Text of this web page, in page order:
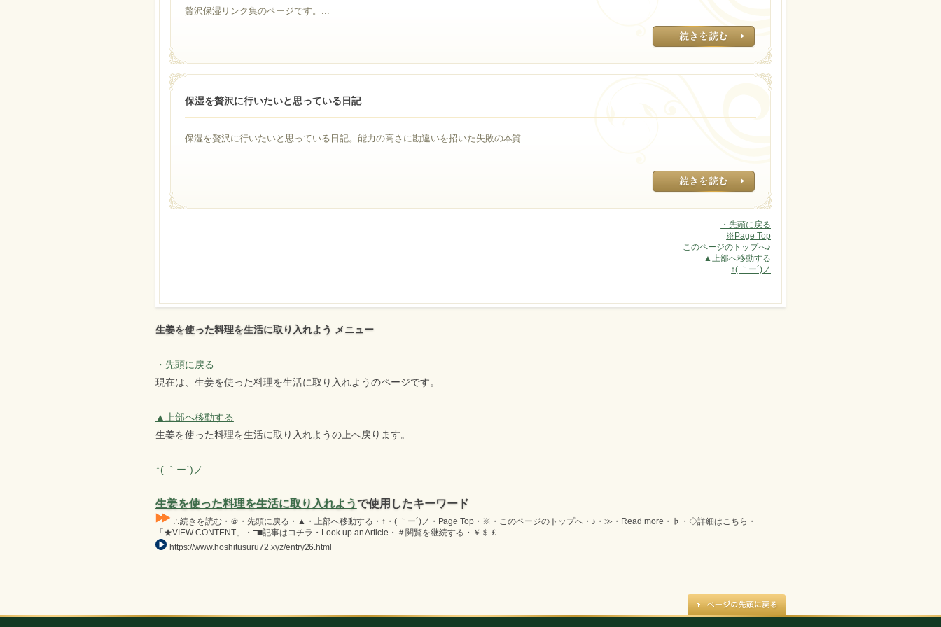
贅沢保湿リンク集のページです。...
保湿を贅沢に行いたいと思っている日記
保湿を贅沢に行いたいと思っている日記。能力の高さに勘違いを招いた失敗の本質...
・先頭に戻る
※Page Top
このページのトップへ♪
▲上部へ移動する
↑( ｀ー´)ノ
生姜を使った料理を生活に取り入れよう メニュー
・先頭に戻る
現在は、生姜を使った料理を生活に取り入れようのページです。
▲上部へ移動する
生姜を使った料理を生活に取り入れようの上へ戻ります。
↑( ｀ー´)ノ
生姜を使った料理を生活に取り入れようで使用したキーワード
∴続きを読む・＠・先頭に戻る・▲・上部へ移動する・↑・( ｀ー´)ノ・Page Top・※・このページのトップへ・♪・≫・Read more・♭・◇詳細はこちら・
「★VIEW CONTENT」・□■記事はコチラ・Look up an Article・＃閲覧を継続する・￥＄￡
https://www.hoshitusuru72.xyz/entry26.html